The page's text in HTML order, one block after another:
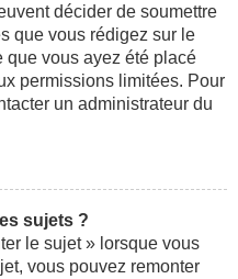
décider de soumettre
que vous rédigez sur le
que vous ayez été placé
permissions limitées. Pour
un administrateur du
sujets ?
le sujet » lorsque vous
vous pouvez remonter